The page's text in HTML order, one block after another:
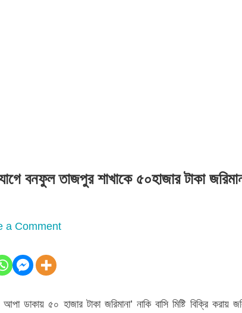
বনফুল তাজপুর শাখাকে ৫০হাজার টাকা
a Commenton
অভিযোগে
৫০ হাজার টাকা জরিমানা’ নাকি বাসি মিষ্টি বিক্রি করায়